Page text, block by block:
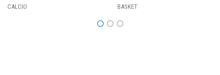
PALLAVOLO RUGBY